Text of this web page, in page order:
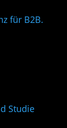
für B2B.
Studie